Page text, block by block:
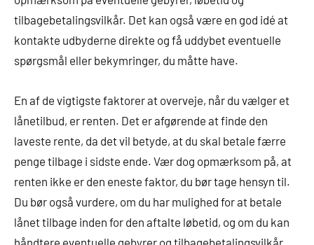
tilbagebetalingsvilkår. Det kan også være en god idé at
kontakte udbyderne direkte og få uddybet eventuelle
spørgsmål eller bekymringer, du måtte have.
En af de vigtigste faktorer at overveje, når du vælger et
lånetilbud, er renten. Det er afgørende at finde den
laveste rente, da det vil betyde, at du skal betale færre
penge tilbage i sidste ende. Vær dog opmærksom på, at
renten ikke er den eneste faktor, du bør tage hensyn til.
Du bør også vurdere, om du har mulighed for at betale
lånet tilbage inden for den aftalte løbetid, og om du kan